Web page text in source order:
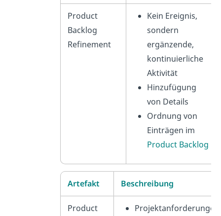
Product
Backlog
Refinement
Kein Ereignis,
sondern
ergänzende,
kontinuierliche
Aktivität
Hinzufügung
von Details
Ordnung von
Einträgen im
Product Backlog
Artefakt Beschreibung
Product
Projektanforderungen